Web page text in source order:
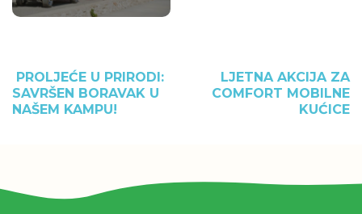
PROLJEĆE U PRIRODI:
SAVRŠEN BORAVAK U
NAŠEM KAMPU!
LJETNA AKCIJA ZA
COMFORT MOBILNE
KUĆICE